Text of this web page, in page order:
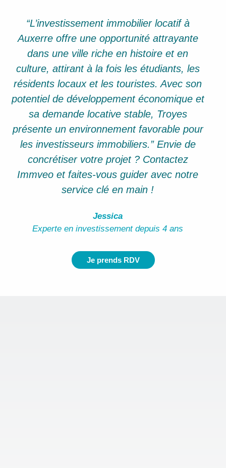
“L’investissement immobilier locatif à
Auxerre offre une opportunité attrayante
dans une ville riche en histoire et en
culture, attirant à la fois les étudiants, les
résidents locaux et les touristes. Avec son
potentiel de développement économique et
sa demande locative stable, Troyes
présente un environnement favorable pour
les investisseurs immobiliers.” Envie de
concrétiser votre projet ? Contactez
Immveo et faites-vous guider avec notre
service clé en main !
Jessica
Experte en investissement depuis 4 ans
Je prends RDV